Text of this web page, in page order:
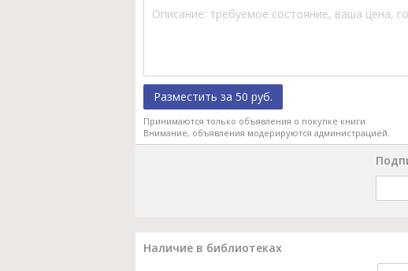
Разместить за 50 руб.
Принимаются только объявления о покупке книги.
Внимание, объявления модерируются администрацией.
Наличие в библиотеках